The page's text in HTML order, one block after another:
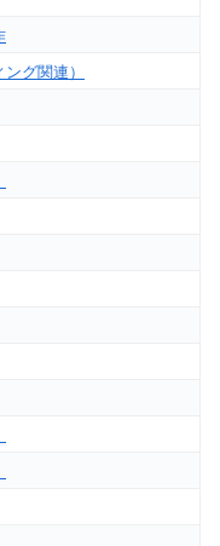
グ関連）